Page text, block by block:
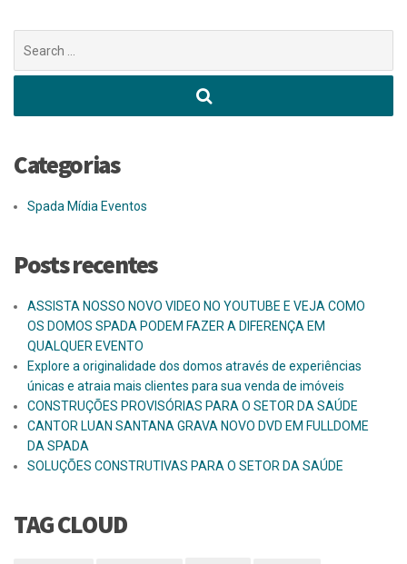
por:
Categorias
Spada Mídia Eventos
Posts recentes
ASSISTA NOSSO NOVO VIDEO NO YOUTUBE E VEJA COMO
OS DOMOS SPADA PODEM FAZER A DIFERENÇA EM
QUALQUER EVENTO
Explore a originalidade dos domos através de experiências
únicas e atraia mais clientes para sua venda de imóveis
CONSTRUÇÕES PROVISÓRIAS PARA O SETOR DA SAÚDE
CANTOR LUAN SANTANA GRAVA NOVO DVD EM FULLDOME
DA SPADA
SOLUÇÕES CONSTRUTIVAS PARA O SETOR DA SAÚDE
TAG CLOUD